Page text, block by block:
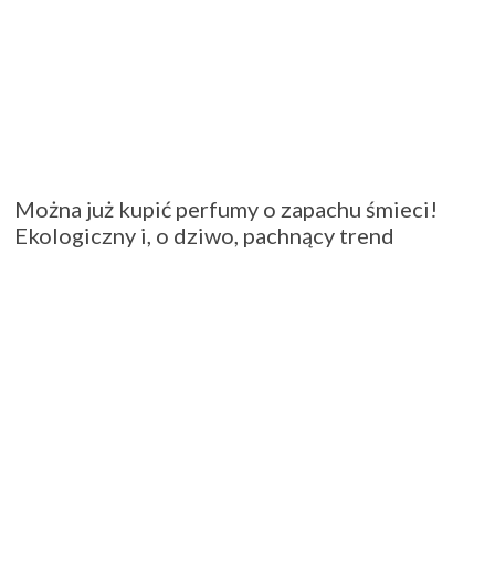
Można już kupić perfumy o zapachu śmieci!
Ekologiczny i, o dziwo, pachnący trend